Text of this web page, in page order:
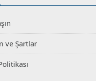
ve Şartlar